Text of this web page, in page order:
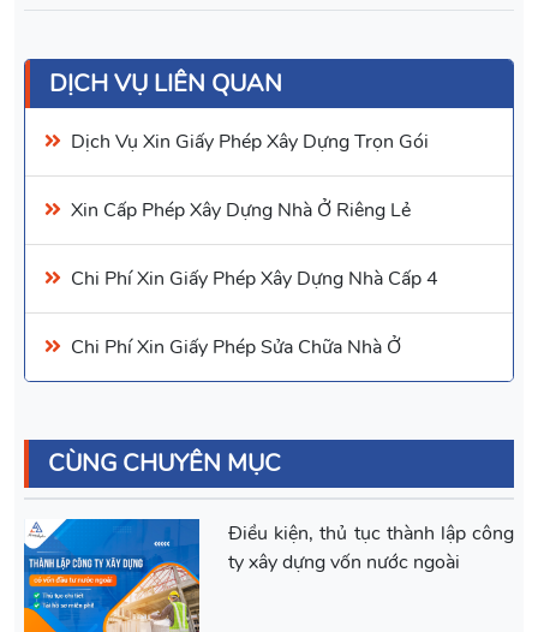
DỊCH VỤ LIÊN QUAN
Dịch Vụ Xin Giấy Phép Xây Dựng Trọn Gói
Xin Cấp Phép Xây Dựng Nhà Ở Riêng Lẻ
Chi Phí Xin Giấy Phép Xây Dựng Nhà Cấp 4
Chi Phí Xin Giấy Phép Sửa Chữa Nhà Ở
CÙNG CHUYÊN MỤC
Điều kiện, thủ tục thành lập công
ty xây dựng vốn nước ngoài